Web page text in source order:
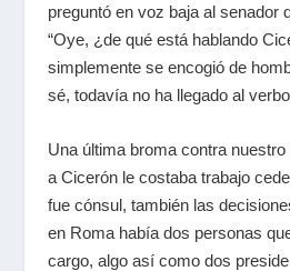
preguntó en voz baja al senador
“Oye, ¿de qué está hablando
simplemente se encogió de
sé, todavía no ha llegado al
Una última broma contra
a Cicerón le costaba trabajo
fue cónsul, también las
en Roma había dos personas
cargo, algo así como dos